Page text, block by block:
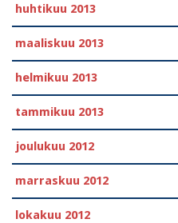
huhtikuu 2013
maaliskuu 2013
helmikuu 2013
tammikuu 2013
joulukuu 2012
marraskuu 2012
lokakuu 2012